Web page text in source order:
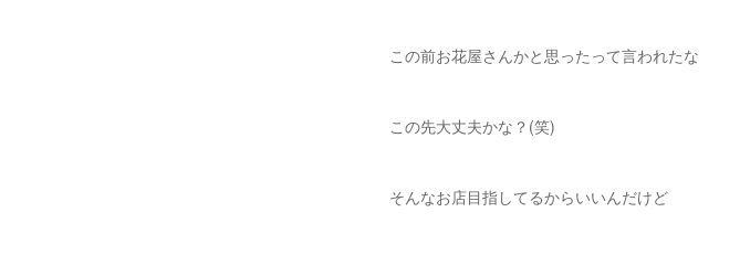
この前お花屋さんかと思ったって言われたな
この先大丈夫かな？(笑)
そんなお店目指してるからいいんだけど